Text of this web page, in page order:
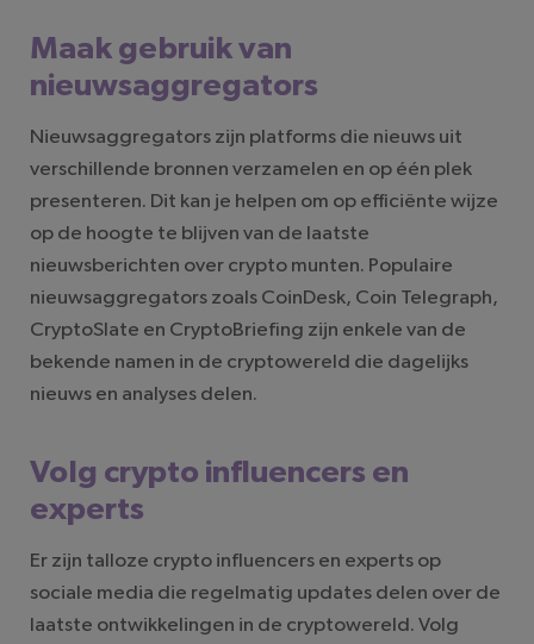
Maak gebruik van
nieuwsaggregators
Nieuwsaggregators zijn platforms die nieuws uit
verschillende bronnen verzamelen en op één plek
presenteren. Dit kan je helpen om op efficiënte wijze
op de hoogte te blijven van de laatste
nieuwsberichten over crypto munten. Populaire
nieuwsaggregators zoals CoinDesk, Coin Telegraph,
CryptoSlate en CryptoBriefing zijn enkele van de
bekende namen in de cryptowereld die dagelijks
nieuws en analyses delen.
Volg crypto influencers en
experts
Er zijn talloze crypto influencers en experts op
sociale media die regelmatig updates delen over de
laatste ontwikkelingen in de cryptowereld. Volg